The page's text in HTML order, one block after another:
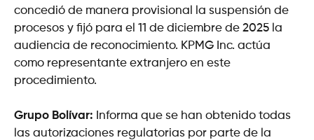
concedió de manera provisional la suspensión de
procesos y fijó para el 11 de diciembre de 2025 la
audiencia de reconocimiento. KPMG Inc. actúa
como representante extranjero en este
procedimiento.
Grupo Bolívar: Informa que se han obtenido todas
las autorizaciones regulatorias por parte de la